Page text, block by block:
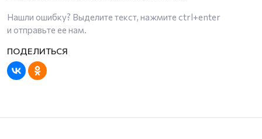
Нашли ошибку? Выделите текст, нажмите ctrl+enter
и отправьте ее нам.